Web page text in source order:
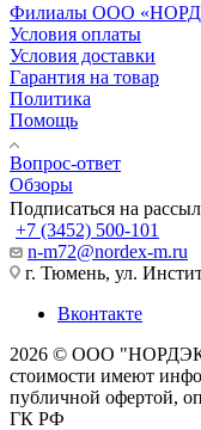
Филиалы ООО
Условия оплаты
Условия доставки
Гарантия на товар
Политика
Помощь
Вопрос-ответ
Обзоры
Подписаться на
+7 (3452) 500-101
n-m72@nordex-m.ru
г. Тюмень, ул.
Вконтакте
2026 © ООО
стоимости имеют
публичной офертой,
ГК РФ